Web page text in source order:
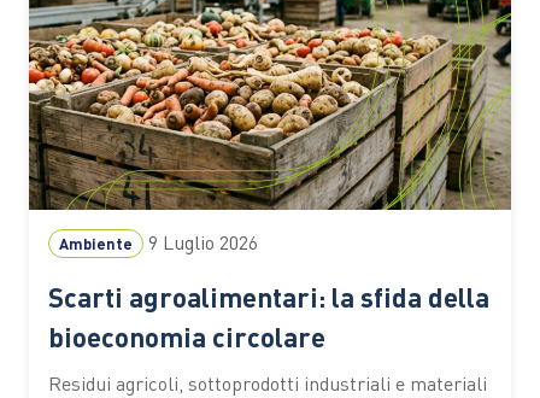
Ambiente 9 Luglio 2026
Scarti agroalimentari: la sfida della
bioeconomia circolare
Residui agricoli, sottoprodotti industriali e materiali